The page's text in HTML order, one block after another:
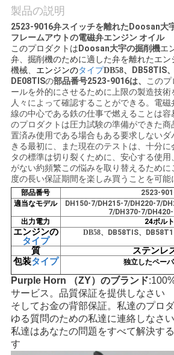
し
な
さ
い
BLOG
地
図
PRIVACY
POLICY
製品の説明
2523-9016弁スイッチを離れたDoosan大
フレームアウトの電磁弁エンジン オイル
このプロダクトは Doosan大宇の掘削機エ
弁、掘削機のために適した弁を離れたエ
機械、 エンジンのタイプDB58、
DB58TIS
DE08TISの部品番号2523-9016は、 このプ
ールを外的にさせるために上限の製造技
人々によって確認することができる。 電磁
線の中心である鉄の仕事で燃えることは容
のプロダクトは圧力試験の準備ができた
置済み使用である場合もある要求しない
きる最初に、また現在のテストは、十分
タの標準は切り裂くために、安心する使
がない約頻繁この悩みを取り替えるため
度の長い保証期間を楽しみ買うことを可能
部品番号
2523-
適当なモデル
DH150-7/DH215-7/DH220-7/
7/DH370-7/
出力電力
24ボルト
エンジンの
タイプ
DB58、 DB58TIS、
質
ステンレ
包装タイプ 独立したペー
Purple Horn （ZY）のブランド
サービス。品質保証を提供しなさい
そしてお金の背部保証。私達のプロ
ゆる質問のための私達に連絡しなさい
私達はあなたの問題をすべて解決す
す